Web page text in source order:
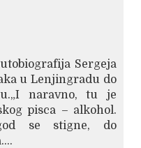
Sergeja
u Lenjingradu do
naravno, tu je
pisca – alkohol.
se stigne, do